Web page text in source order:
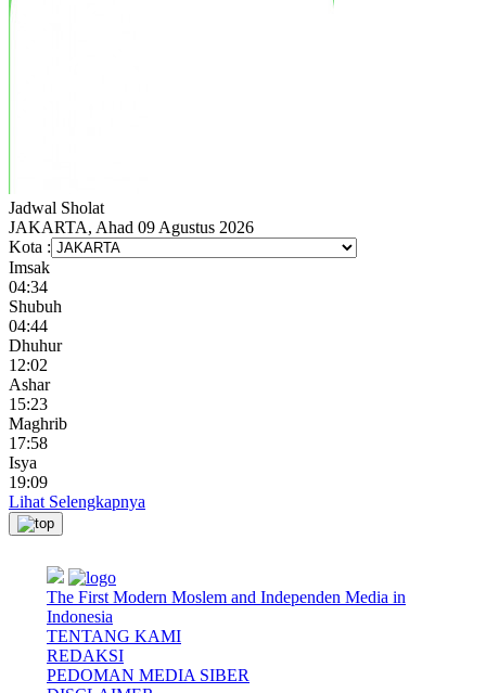
Jadwal Sholat
JAKARTA, Ahad 09 Agustus 2026
Kota :
Imsak
04:34
Shubuh
04:44
Dhuhur
12:02
Ashar
15:23
Maghrib
17:58
Isya
19:09
Lihat Selengkapnya
The First Modern Moslem and Independen Media in
Indonesia
TENTANG KAMI
REDAKSI
PEDOMAN MEDIA SIBER